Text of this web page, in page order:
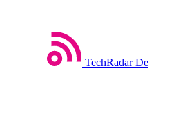
TechRadar De